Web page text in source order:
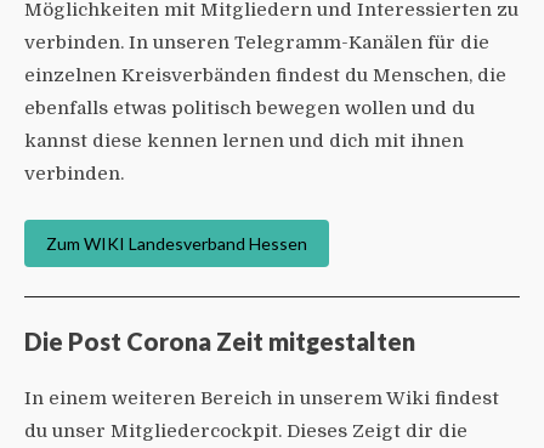
Möglichkeiten mit Mitgliedern und Interessierten zu
verbinden. In unseren Telegramm-Kanälen für die
einzelnen Kreisverbänden findest du Menschen, die
ebenfalls etwas politisch bewegen wollen und du
kannst diese kennen lernen und dich mit ihnen
verbinden.
Zum WIKI Landesverband Hessen
Die Post Corona Zeit mitgestalten
In einem weiteren Bereich in unserem Wiki findest
du unser Mitgliedercockpit. Dieses Zeigt dir die